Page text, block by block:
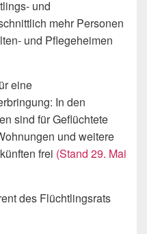
und
mehr Personen
und Pflegeheimen
eine
In den
sind für Geflüchtete
und weitere
frei (Stand 29. Mai
des Flüchtlingsrats